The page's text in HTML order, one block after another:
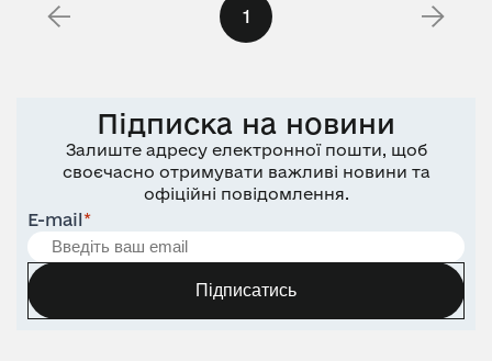
1
Підписка на новини
Залиште адресу електронної пошти, щоб
своєчасно отримувати важливі новини та
офіційні повідомлення.
E-mail*
Підписатись